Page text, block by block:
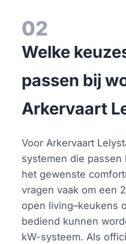
02
Welke
passen bij
Arkervaart
Voor Arkervaart
systemen die
het gewenste
vragen vaak om een
open living–keukens
bediend kunnen
kW-systeem. Als